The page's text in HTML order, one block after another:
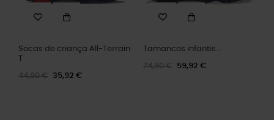
Socas de criança All-Terrain
T
44,90 € 35,92 €
Tamancos infantis...
74,90 € 59,92 €